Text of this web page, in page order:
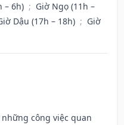
– 6h) ; Giờ Ngọ (11h –
Dậu (17h – 18h) ; Giờ
công việc quan